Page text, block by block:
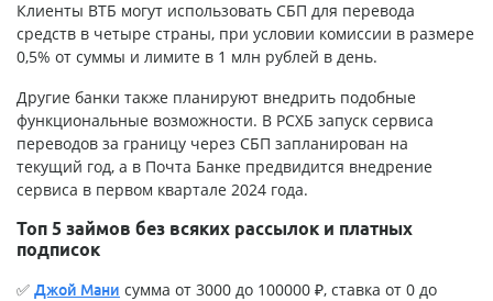
Клиенты ВТБ могут использовать СБП для перевода
средств в четыре страны, при условии комиссии в размере
0,5% от суммы и лимите в 1 млн рублей в день.
Другие банки также планируют внедрить подобные
функциональные возможности. В РСХБ запуск сервиса
переводов за границу через СБП запланирован на
текущий год, а в Почта Банке предвидится внедрение
сервиса в первом квартале 2024 года.
Топ 5 займов без всяких рассылок и платных
подписок
✅ Джой Мани сумма от 3000 до 100000 ₽, ставка от 0 до